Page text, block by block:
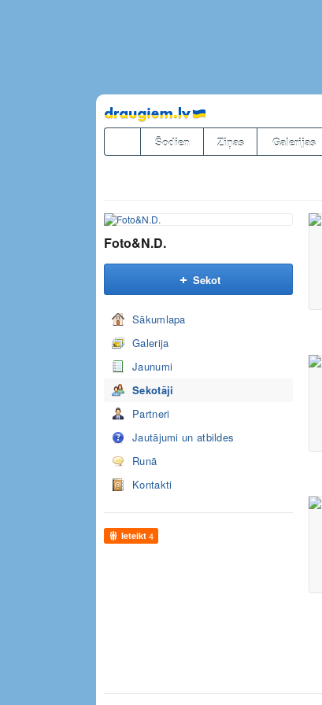
Pāriet
uz
saturu
Šodien Ziņas Galerijas
Foto&N.D.
Sekot
Sākumlapa
Galerija
Jaunumi
Sekotāji
Partneri
Jautājumi un atbildes
Runā
Kontakti
Ieteikt 4